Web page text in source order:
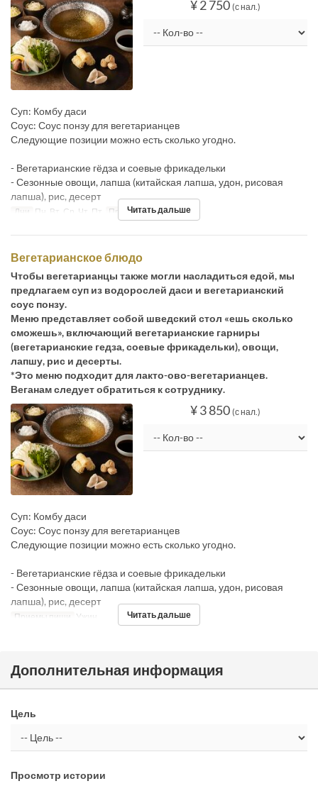
¥ 2 750 (с нал.)
Суп: Комбу даси
Соус: Соус понзу для вегетарианцев
Следующие позиции можно есть сколько угодно.
- Вегетарианские гёдза и соевые фрикадельки
- Сезонные овощи, лапша (китайская лапша, удон, рисовая
лапша), рис, десерт
Дни Пн, Вт, Ср, Чт, Пт Приемы пищи Обед
Читать дальше
Вегетарианское блюдо
Чтобы вегетарианцы также могли насладиться едой, мы
предлагаем суп из водорослей даси и вегетарианский
соус понзу.
Меню представляет собой шведский стол «ешь сколько
сможешь», включающий вегетарианские гарниры
(вегетарианские гедза, соевые фрикадельки), овощи,
лапшу, рис и десерты.
*Это меню подходит для лакто-ово-вегетарианцев.
Веганам следует обратиться к сотруднику.
¥ 3 850 (с нал.)
Суп: Комбу даси
Соус: Соус понзу для вегетарианцев
Следующие позиции можно есть сколько угодно.
- Вегетарианские гёдза и соевые фрикадельки
- Сезонные овощи, лапша (китайская лапша, удон, рисовая
лапша), рис, десерт
Приемы пищи Ужин Читать дальше
Дополнительная информация
Цель
Просмотр истории